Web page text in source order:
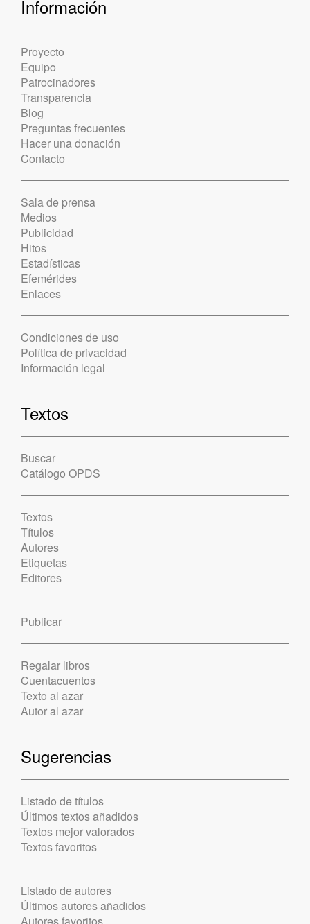
Información
Proyecto
Equipo
Patrocinadores
Transparencia
Blog
Preguntas frecuentes
Hacer una donación
Contacto
Sala de prensa
Medios
Publicidad
Hitos
Estadísticas
Efemérides
Enlaces
Condiciones de uso
Política de privacidad
Información legal
Textos
Buscar
Catálogo OPDS
Textos
Títulos
Autores
Etiquetas
Editores
Publicar
Regalar libros
Cuentacuentos
Texto al azar
Autor al azar
Sugerencias
Listado de títulos
Últimos textos añadidos
Textos mejor valorados
Textos favoritos
Listado de autores
Últimos autores añadidos